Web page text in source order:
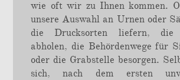
wie oft wir zu Ihnen kommen.
unsere Auswahl an Urnen oder
die Drucksorten liefern, die
abholen, die Behördenwege für
oder die Grabstelle besorgen.
sich, nach dem ersten